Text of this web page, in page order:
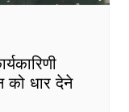
को धार देने